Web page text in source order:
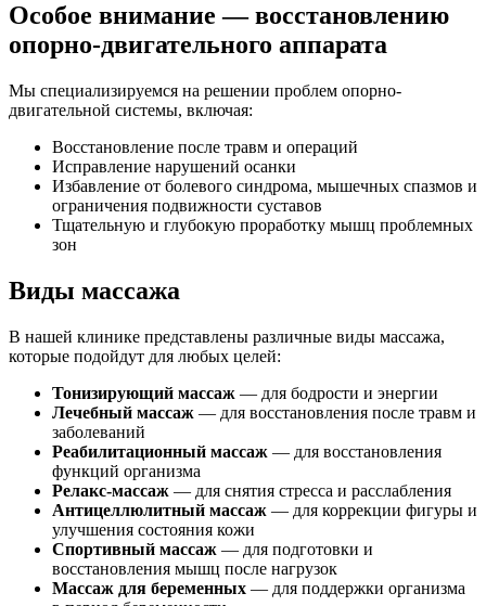
Особое внимание — восстановлению
опорно-двигательного аппарата
Мы специализируемся на решении проблем опорно-
двигательной системы, включая:
Восстановление после травм и операций
Исправление нарушений осанки
Избавление от болевого синдрома, мышечных спазмов и
ограничения подвижности суставов
Тщательную и глубокую проработку мышц проблемных
зон
Виды массажа
В нашей клинике представлены различные виды массажа,
которые подойдут для любых целей:
Тонизирующий массаж — для бодрости и энергии
Лечебный массаж — для восстановления после травм и
заболеваний
Реабилитационный массаж — для восстановления
функций организма
Релакс-массаж — для снятия стресса и расслабления
Антицеллюлитный массаж — для коррекции фигуры и
улучшения состояния кожи
Спортивный массаж — для подготовки и
восстановления мышц после нагрузок
Массаж для беременных — для поддержки организма